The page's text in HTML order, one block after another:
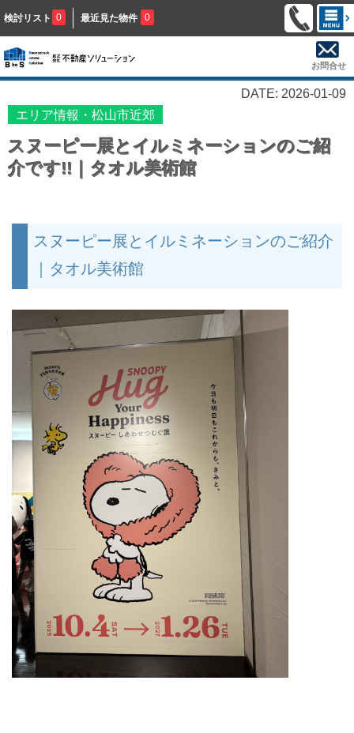
検討リスト 0 最近見た物件 0
お問合せ
DATE: 2026-01-09
エリア情報・松山市近郊
スヌーピー展とイルミネーションのご紹
介です!!｜タオル美術館
スヌーピー展とイルミネーションのご紹介
｜タオル美術館